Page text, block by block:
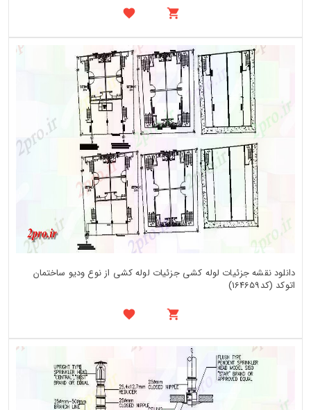
دانلود نقشه جزئیات لوله کشی جزئیات لوله کشی از نوع ودیو ساختمان
اتوکد (کد164659)